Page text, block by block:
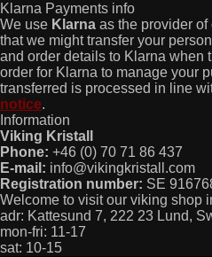
Klarna Payments info
We use Klarna as the provider
that we might transfer your
and order details to Klarna when
order for Klarna to manage your
transferred is processed in line
notice.
Information
Viking Kristall
Phone: +46 (0) 70 71 86 437
E-mail: info@vikingkristall.com
Registration number: SE
Welcome to visit our viking shop
adr: Kattesund 7, 222 23 Lund,
mon-fri: 11-17
sat: 10-15